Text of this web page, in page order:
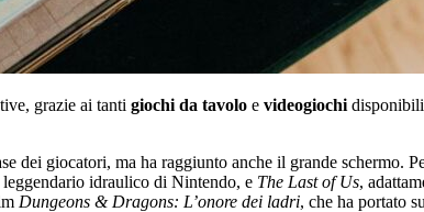
grazie ai tanti giochi da tavolo e videogiochi
dei giocatori, ma ha raggiunto anche il grande schermo.
idraulico di Nintendo, e The Last of Us,
Dungeons & Dragons: L’onore dei ladri, che ha portato